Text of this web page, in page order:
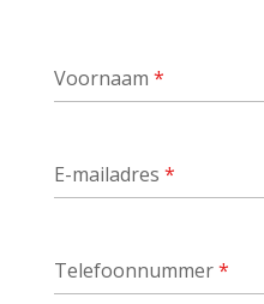
Voornaam *
E-mailadres *
Telefoonnummer*